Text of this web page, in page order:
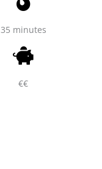
35 minutes
€€